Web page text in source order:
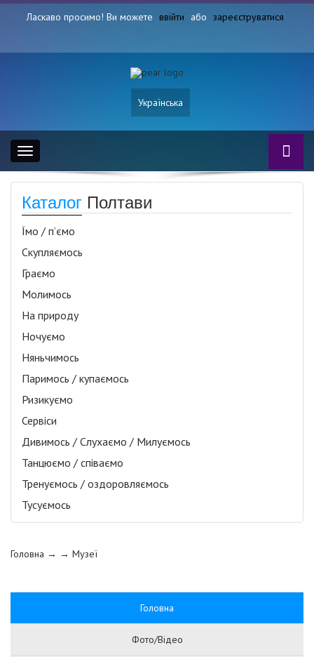
Ласкаво просимо! Ви можете ввійти або зареєструватися
Українська
Toggle
navigation
Каталог Полтави
Їмо / п’ємо
Скупляємось
Граємо
Молимось
На природу
Ночуємо
Няньчимось
Паримось / купаємось
Ризикуємо
Сервіси
Дивимось / Слухаємо / Милуємось
Танцюємо / співаємо
Тренуємось / оздоровляємось
Тусуємось
Головна → → Музеї
Головна
Фото/Відео